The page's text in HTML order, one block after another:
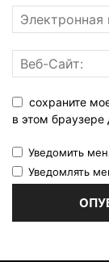
сохраните
в этом
Уведомить
Уведомлять